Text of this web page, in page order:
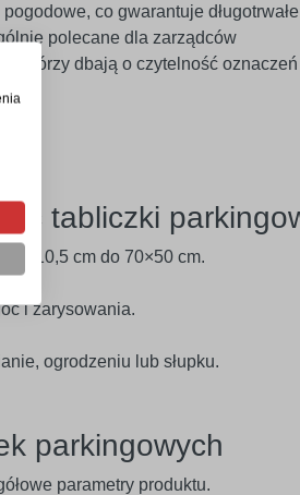
co gwarantuje długotrwałe
polecane dla zarządców
którzy dbają o czytelność oznaczeń
tabliczki
cm do 70×50 cm.
i zarysowania.
ogrodzeniu lub słupku.
parkingowych
parametry produktu.